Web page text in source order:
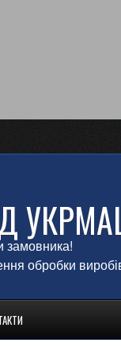
замовника!
обробки